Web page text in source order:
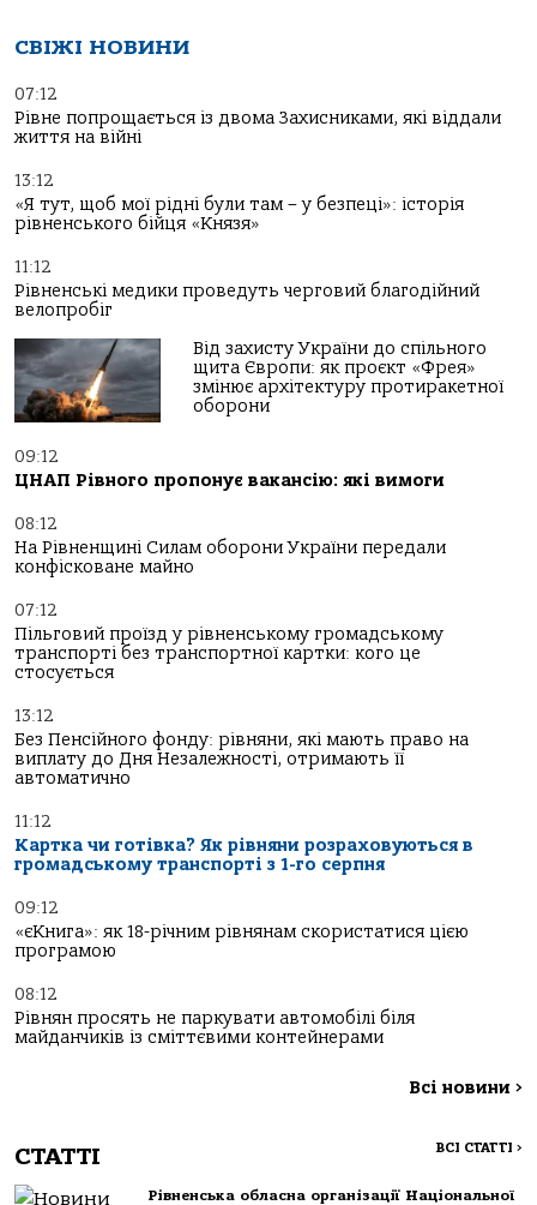
СВІЖІ НОВИНИ
07:12
Рівне попрощається із двома Захисниками, які віддали
життя на війні
13:12
«Я тут, щоб мої рідні були там – у безпеці»: історія
рівненського бійця «Князя»
11:12
Рівненські медики проведуть черговий благодійний
велопробіг
Від захисту України до спільного
щита Європи: як проєкт «Фрея»
змінює архітектуру протиракетної
оборони
09:12
ЦНАП Рівного пропонує вакансію: які вимоги
08:12
На Рівненщині Силам оборони України передали
конфісковане майно
07:12
Пільговий проїзд у рівненському громадському
транспорті без транспортної картки: кого це
стосується
13:12
Без Пенсійного фонду: рівняни, які мають право на
виплату до Дня Незалежності, отримають її
автоматично
11:12
Картка чи готівка? Як рівняни розраховуються в
громадському транспорті з 1-го серпня
09:12
«єКнига»: як 18-річним рівнянам скористатися цією
програмою
08:12
Рівнян просять не паркувати автомобілі біля
майданчиків із сміттєвими контейнерами
Всі новини >
СТАТТІ ВСІ СТАТТІ >
Рівненська обласна організації Національної